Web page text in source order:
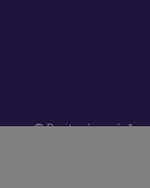
© Droits réservés*